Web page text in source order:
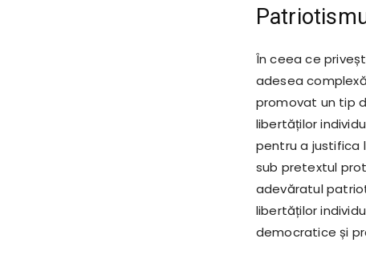
În ceea ce
adesea
promovat un tip
libertăților
pentru a justifica
sub pretextul
adevăratul
libertăților
democratice și